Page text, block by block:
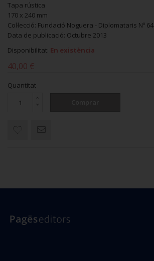
Tapa rústica
170 x 240 mm
Col·lecció: Fundació Noguera - Diplomataris Nº 64
Data de publicació: Octubre 2013
Disponibilitat: En existència
40,00 €
Quantitat